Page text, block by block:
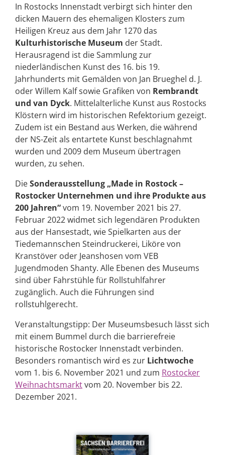
In Rostocks Innenstadt verbirgt sich hinter den
dicken Mauern des ehemaligen Klosters zum
Heiligen Kreuz aus dem Jahr 1270 das
Kulturhistorische Museum der Stadt.
Herausragend ist die Sammlung zur
niederländischen Kunst des 16. bis 19.
Jahrhunderts mit Gemälden von Jan Brueghel d. J.
oder Willem Kalf sowie Grafiken von Rembrandt
und van Dyck. Mittelalterliche Kunst aus Rostocks
Klöstern wird im historischen Refektorium gezeigt.
Zudem ist ein Bestand aus Werken, die während
der NS-Zeit als entartete Kunst beschlagnahmt
wurden und 2009 dem Museum übertragen
wurden, zu sehen.
DieSonderausstellung „Made in Rostock –
Rostocker Unternehmen und ihre Produkte aus
200 Jahren“vom 19. November 2021 bis 27.
Februar 2022 widmet sich legendären Produkten
aus der Hansestadt, wie Spielkarten aus der
Tiedemannschen Steindruckerei, Liköre von
Kranstöver oder Jeanshosen vom VEB
Jugendmoden Shanty. Alle Ebenen des Museums
sind über Fahrstühle für Rollstuhlfahrer
zugänglich. Auch die Führungen sind
rollstuhlgerecht.
Veranstaltungstipp: Der Museumsbesuch lässt sich
mit einem Bummel durch die barrierefreie
historische Rostocker Innenstadt verbinden.
Besonders romantisch wird es zur Lichtwoche
vom 1. bis 6. November 2021 und zum Rostocker
Weihnachtsmarktvom 20. November bis 22.
Dezember 2021.